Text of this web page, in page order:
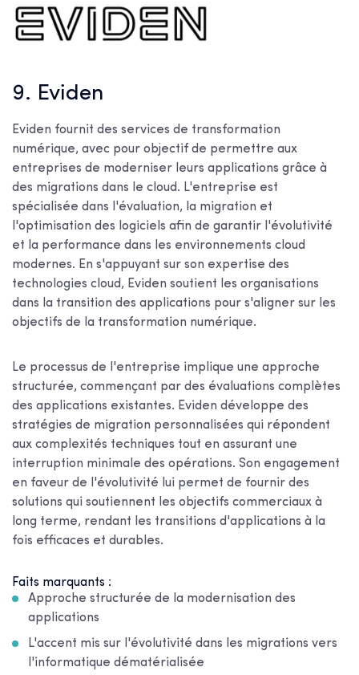
9. Eviden
Eviden fournit des services de transformation
numérique, avec pour objectif de permettre aux
entreprises de moderniser leurs applications grâce à
des migrations dans le cloud. L'entreprise est
spécialisée dans l'évaluation, la migration et
l'optimisation des logiciels afin de garantir l'évolutivité
et la performance dans les environnements cloud
modernes. En s'appuyant sur son expertise des
technologies cloud, Eviden soutient les organisations
dans la transition des applications pour s'aligner sur les
objectifs de la transformation numérique.
Le processus de l'entreprise implique une approche
structurée, commençant par des évaluations complètes
des applications existantes. Eviden développe des
stratégies de migration personnalisées qui répondent
aux complexités techniques tout en assurant une
interruption minimale des opérations. Son engagement
en faveur de l'évolutivité lui permet de fournir des
solutions qui soutiennent les objectifs commerciaux à
long terme, rendant les transitions d'applications à la
fois efficaces et durables.
Faits marquants :
Approche structurée de la modernisation des
applications
L'accent mis sur l'évolutivité dans les migrations vers
l'informatique dématérialisée